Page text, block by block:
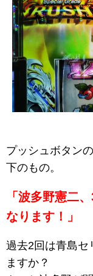
プッシュボタン
下のもの。
「波多野憲二
なります！」
過去2回は青島セ
ますか？